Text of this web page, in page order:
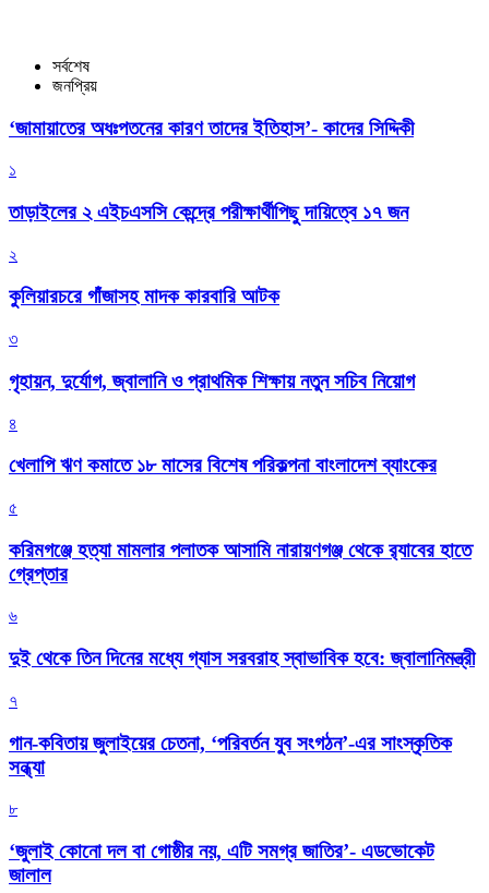
সর্বশেষ
জনপ্রিয়
‘জামায়াতের অধঃপতনের কারণ তাদের ইতিহাস’- কাদের সিদ্দিকী
১
তাড়াইলের ২ এইচএসসি কেন্দ্রে পরীক্ষার্থীপিছু দায়িত্বে ১৭ জন
২
কুলিয়ারচরে গাঁজাসহ মাদক কারবারি আটক
৩
গৃহায়ন, দুর্যোগ, জ্বালানি ও প্রাথমিক শিক্ষায় নতুন সচিব নিয়োগ
৪
খেলাপি ঋণ কমাতে ১৮ মাসের বিশেষ পরিকল্পনা বাংলাদেশ ব্যাংকের
৫
করিমগঞ্জে হত্যা মামলার পলাতক আসামি নারায়ণগঞ্জ থেকে র‌্যাবের হাতে
গ্রেপ্তার
৬
দুই থেকে তিন দিনের মধ্যে গ্যাস সরবরাহ স্বাভাবিক হবে: জ্বালানিমন্ত্রী
৭
গান-কবিতায় জুলাইয়ের চেতনা, ‘পরিবর্তন যুব সংগঠন’-এর সাংস্কৃতিক
সন্ধ্যা
৮
‘জুলাই কোনো দল বা গোষ্ঠীর নয়, এটি সমগ্র জাতির’- এডভোকেট
জালাল